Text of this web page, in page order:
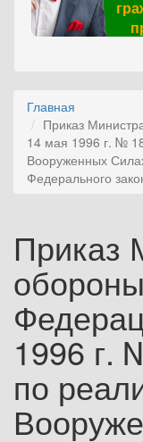
Главная
Приказ
14 мая 1996 г. №
Вооруженных
Федерального
Приказ
1996 г.
по